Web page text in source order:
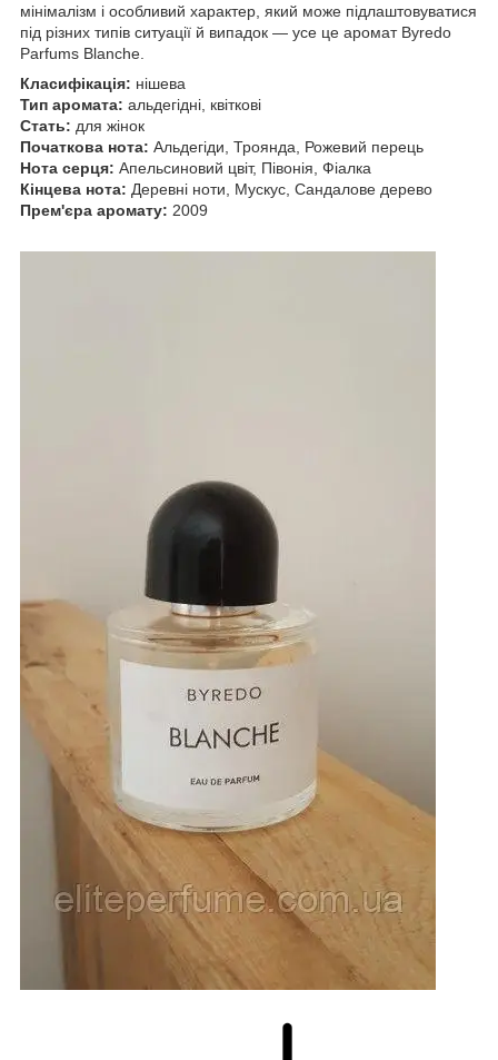
мінімалізм і особливий характер, який може підлаштовуватися
під різних типів ситуації й випадок — усе це аромат Byredo
Parfums Blanche.
Класифікація: нішева
Тип аромата: альдегідні, квіткові
Стать: для жінок
Початкова нота: Альдегіди, Троянда, Рожевий перець
Нота серця: Апельсиновий цвіт, Півонія, Фіалка
Кінцева нота: Деревні ноти, Мускус, Сандалове дерево
Прем'єра аромату: 2009